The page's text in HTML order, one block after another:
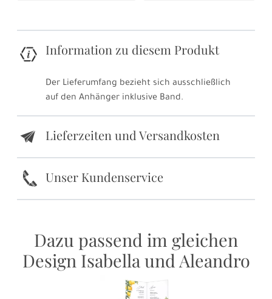
Information zu diesem Produkt
Der Lieferumfang bezieht sich ausschließlich
auf den Anhänger inklusive Band.
e Lieferzeiten und Versandkosten
k Unser Kundenservice
Dazu passend im gleichen
Design Isabella und Aleandro